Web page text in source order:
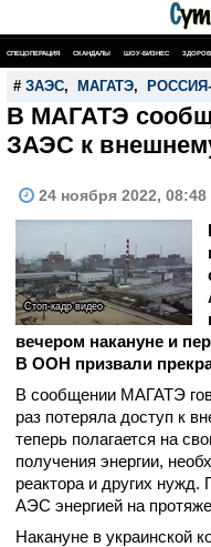
СПЕЦОПЕРАЦИЯ СКАНДАЛЫ ШОУ-БИЗНЕС
# ЗАЭС, МАГАТЭ,
В МАГАТЭ
ЗАЭС к
24 ноября 2022, 08:48
Стоп-кадр видео
вечером накануне и
В ООН призвали
В сообщении МАГАТЭ
раз потеряла доступ к
теперь полагается на
получения энергии,
реактора и других нужд.
АЭС энергией на
Накануне в украинской